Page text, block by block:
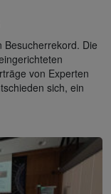
Besucherrekord. Die
von Experten
sich, ein